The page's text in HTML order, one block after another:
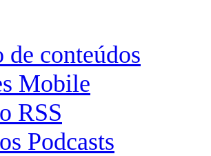
de conteúdos
Mobile
RSS
Podcasts